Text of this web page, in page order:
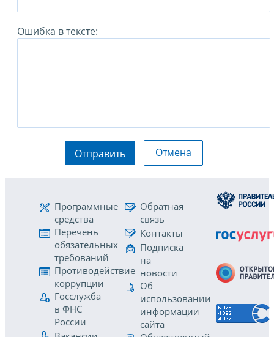
Ошибка в тексте:
Отправить Отмена
Программные
средства
Перечень
обязательных
требований
Противодействие
коррупции
Госслужба
в ФНС
России
Обратная
связь
Контакты
Подписка
на
новости
Об
использовании
информации
сайта